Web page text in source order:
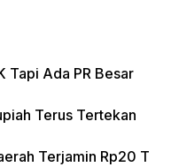
Tapi Ada PR Besar
Terus Tertekan
Terjamin Rp20 T